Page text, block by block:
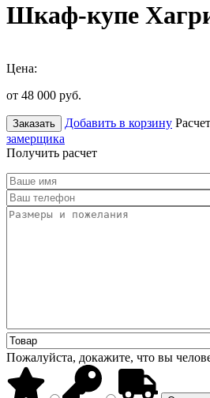
Шкаф-купе
Цена:
от 48 000 руб.
Заказать Добавить в корзину
замерщика
Получить расчет
Пожалуйста, докажите, что вы